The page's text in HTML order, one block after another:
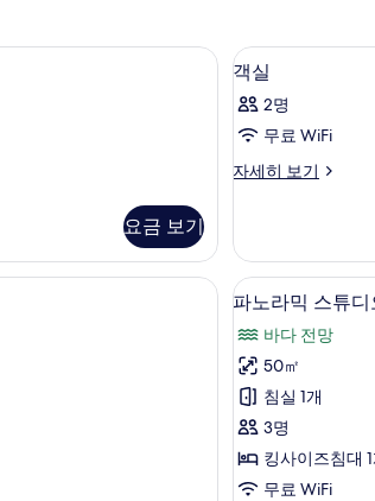
급 침구, 오리/거위털 이불, 무료 미니바 품목, 객실 내 금
요금 보기
객
실
사
모
보
기
5
객실
2명
무료 WiFi
자세히 보기
객
히
보
기
금고
랜드 스튜디오, 바다 전망 | 고급 침구, 오리/거위털 이불
파
노
라
믹
스
튜
디
5
파노라믹 스튜
바다 전망
50㎡
침실 1개
3명
킹사이즈침대 1
무료 WiFi